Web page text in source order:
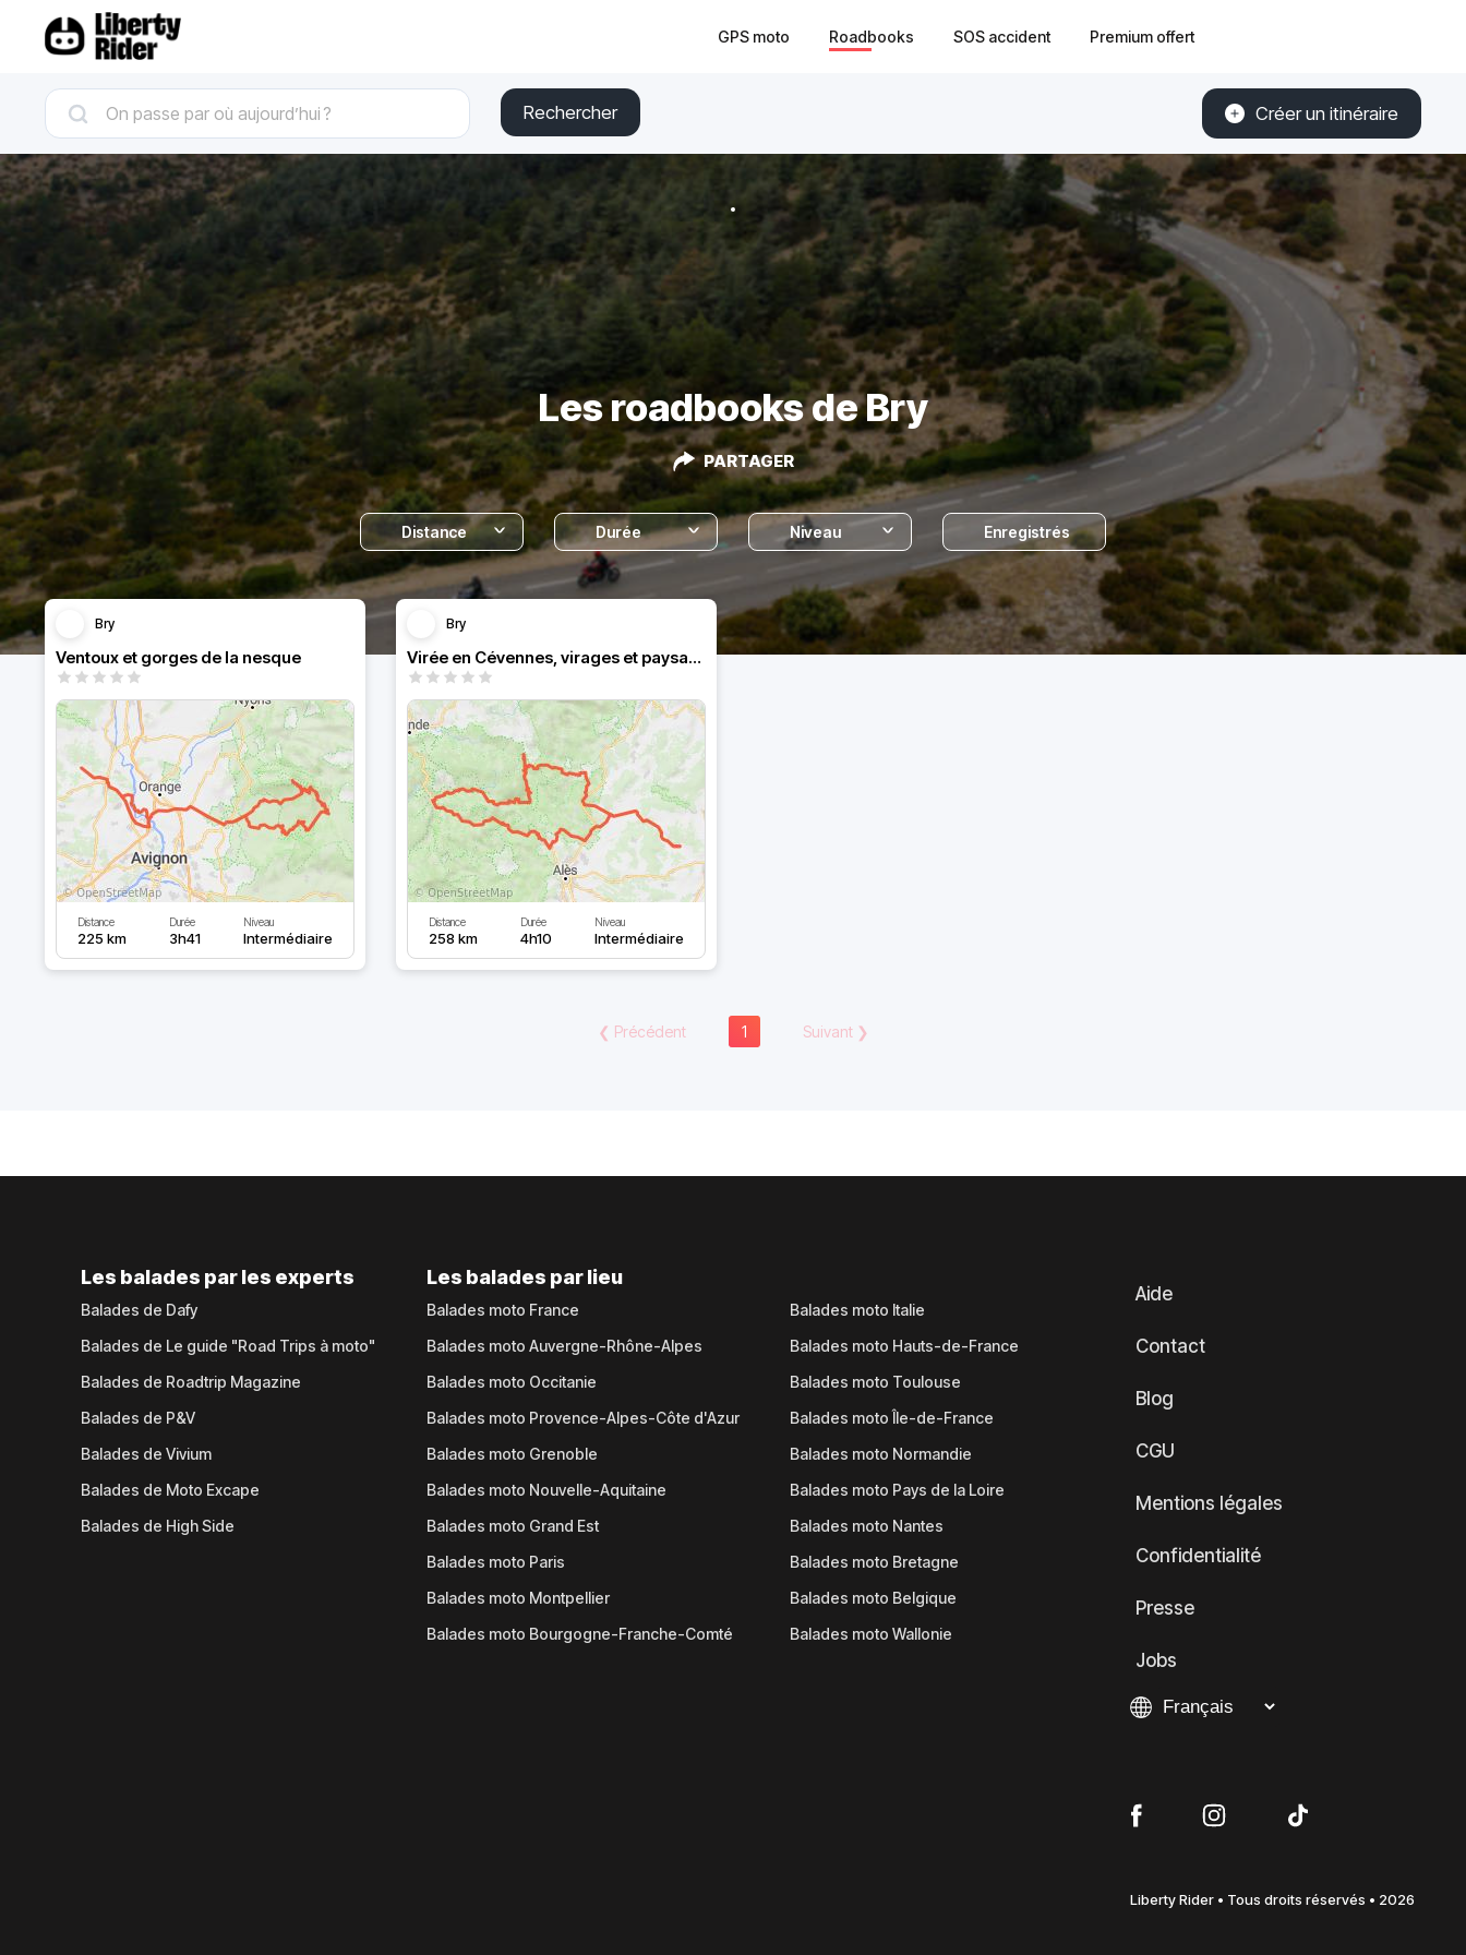
GPS moto Roadbooks SOS accident Premium offert
Rechercher Créer un itinéraire
Les roadbooks de Bry
PARTAGER
Distance Durée Niveau Enregistrés
Bry
Ventoux et gorges de la nesque
Distance
225 km
Durée
3h41
Niveau
Intermédiaire
Bry
Virée en Cévennes, virages et paysages
Distance
258 km
Durée
4h10
Niveau
Intermédiaire
❮ Précédent 1 Suivant❯
Les balades par les experts
Balades de Dafy
Balades de Le guide "Road Trips à moto"
Balades de Roadtrip Magazine
Balades de P&V
Balades de Vivium
Balades de Moto Excape
Balades de High Side
Les balades par lieu
Balades moto France
Balades moto Auvergne-Rhône-Alpes
Balades moto Occitanie
Balades moto Provence-Alpes-Côte d'Azur
Balades moto Grenoble
Balades moto Nouvelle-Aquitaine
Balades moto Grand Est
Balades moto Paris
Balades moto Montpellier
Balades moto Bourgogne-Franche-Comté
Balades moto Italie
Balades moto Hauts-de-France
Balades moto Toulouse
Balades moto Île-de-France
Balades moto Normandie
Balades moto Pays de la Loire
Balades moto Nantes
Balades moto Bretagne
Balades moto Belgique
Balades moto Wallonie
Aide
Contact
Blog
CGU
Mentions légales
Confidentialité
Presse
Jobs
Liberty Rider • Tous droits réservés • 2026